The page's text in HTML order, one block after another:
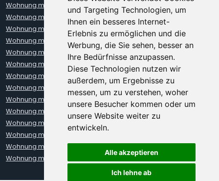
und Targeting Technologien, um
Ihnen ein besseres Internet-
Erlebnis zu ermöglichen und die
Werbung, die Sie sehen, besser an
Ihre Bedürfnisse anzupassen.
Diese Technologien nutzen wir
außerdem, um Ergebnisse zu
messen, um zu verstehen, woher
unsere Besucher kommen oder um
unsere Website weiter zu
entwickeln.
Alle akzeptieren
Ich lehne ab
Wohnung mieten Freiburg
Wohnung mieten Hamburg
Wohnung mieten Hannover
Wohnung mieten Heidelberg
Wohnung mieten Karlsruhe
Wohnung mieten Kiel
Wohnung mieten Kleve
Wohnung mieten Koblenz
Wohnung mieten Köln
Wohnung mieten Krefeld
Wohnung mieten Leipzig
Wohnung mieten Leverkusen
Wohnung mieten Lübeck
Wohnung mieten Mainz
Wohnung mieten Mannheim
Wohnung mieten München
Wohnung mieten Münster
Wohnung mieten Neuss
Wohnung mieten Nürnberg
Wohnung mieten Oberhausen
Wohnung mieten Oldenburg
Wohnung mieten Rostock
Wohnung mieten Trier
Wohnung mieten Wiesbaden
Wohnung mieten Würzburg